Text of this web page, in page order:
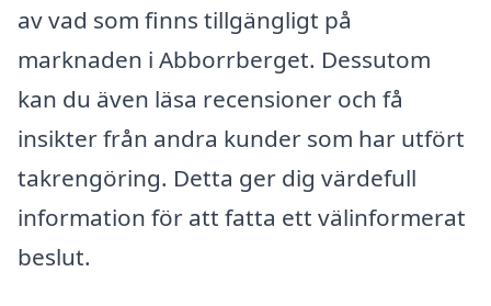
av vad som finns tillgängligt på
marknaden i Abborrberget. Dessutom
kan du även läsa recensioner och få
insikter från andra kunder som har utfört
takrengöring. Detta ger dig värdefull
information för att fatta ett välinformerat
beslut.